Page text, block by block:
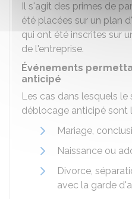
Il s'agit des primes de
été placées sur un plan
qui ont été inscrites sur
de l'entreprise.
Événements
anticipé
Les cas dans lesquels
déblocage anticipé sont
Mariage,
Naissance ou
Divorce,
avec la garde